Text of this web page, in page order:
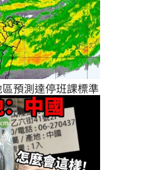
預測達停班課標準